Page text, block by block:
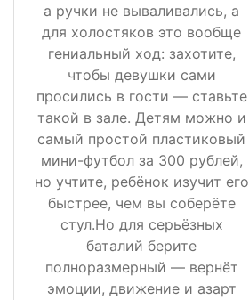
а ручки не вываливались, а
для холостяков это вообще
гениальный ход: захотите,
чтобы девушки сами
просились в гости — ставьте
такой в зале. Детям можно и
самый простой пластиковый
мини-футбол за 300 рублей,
но учтите, ребёнок изучит его
быстрее, чем вы соберёте
стул.Но для серьёзных
баталий берите
полноразмерный — вернёт
эмоции, движение и азарт